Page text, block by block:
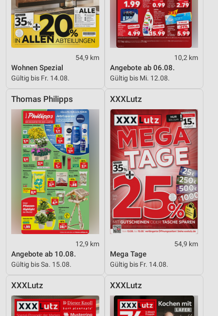
54,9 km
Wohnen Spezial
Gültig bis Fr. 14.08.
10,2 km
Angebote ab 06.08.
Gültig bis Mi. 12.08.
Thomas Philipps
12,9 km
Angebote ab 10.08.
Gültig bis Sa. 15.08.
XXXLutz
54,9 km
Mega Tage
Gültig bis Fr. 14.08.
XXXLutz XXXLutz